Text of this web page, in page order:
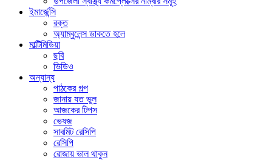
ইমার্জেন্সি
রক্ত
অ্যাম্বুলেন্স ডাকতে হলে
মাল্টিমিডিয়া
ছবি
ভিডিও
অন্যান্য
পাঠকের গল্প
জানায় যত ভুল
আজকের টিপস
ভেষজ
সাবমিট রেসিপি
রেসিপি
রোজায় ভাল থাকুন